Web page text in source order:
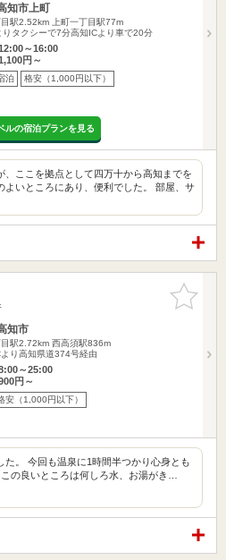
知市上町
駅2.52km
上町一丁目駅77m
りタクシーで7分高知ICより車で20分
～16:00
円～
泊 格安（1,000円以下）
ルの宿泊プランを見る
、ここを拠点として四万十から高知までを
よいところにあり、便利でした。 部屋、サ
お気に入
りに追加
知市
駅2.72km 西高須駅836m
り高知県道374号経由
～25:00
円～
安（1,000円以下）
た。 今回も温泉に1時間半つかり心身とも
の良いところは何しろ水、お湯がき…